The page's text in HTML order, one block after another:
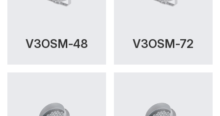
V3OSM-48 V3OSM-72